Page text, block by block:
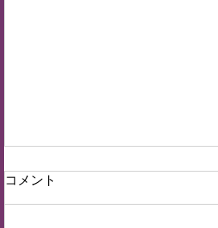
Voice of members 35
はじめまして〜！りいこです！
コメント